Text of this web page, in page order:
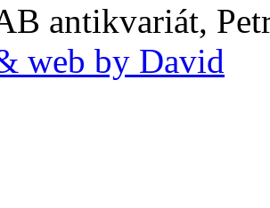
antikvariát,
web by David